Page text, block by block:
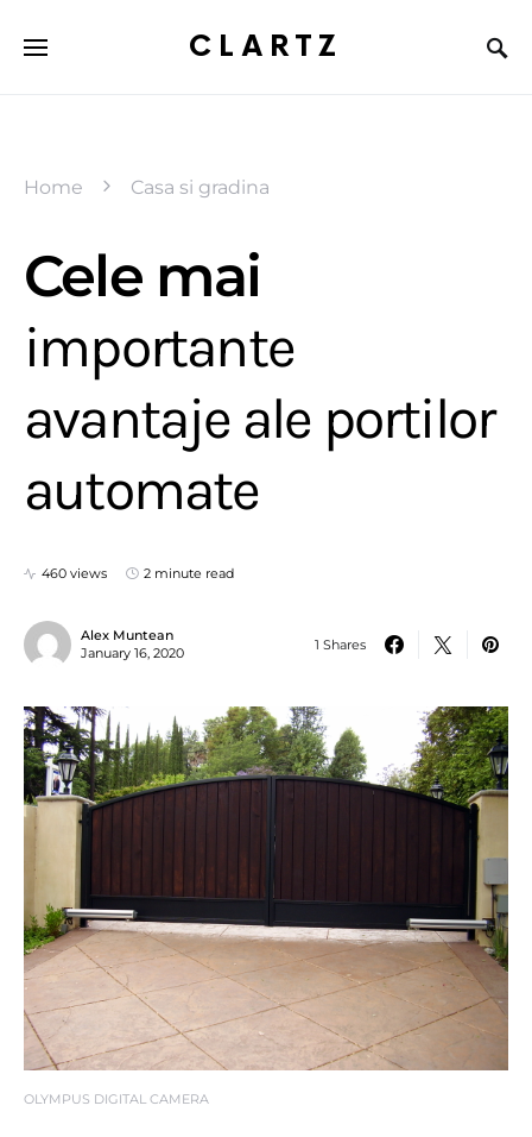
CLARTZ
Home Casa si gradina
OLYMPUS DIGITAL CAMERA
Cele mai
importante
avantaje ale portilor
automate
460 views 2 minute read
Alex Muntean
January 16, 2020
1 Shares